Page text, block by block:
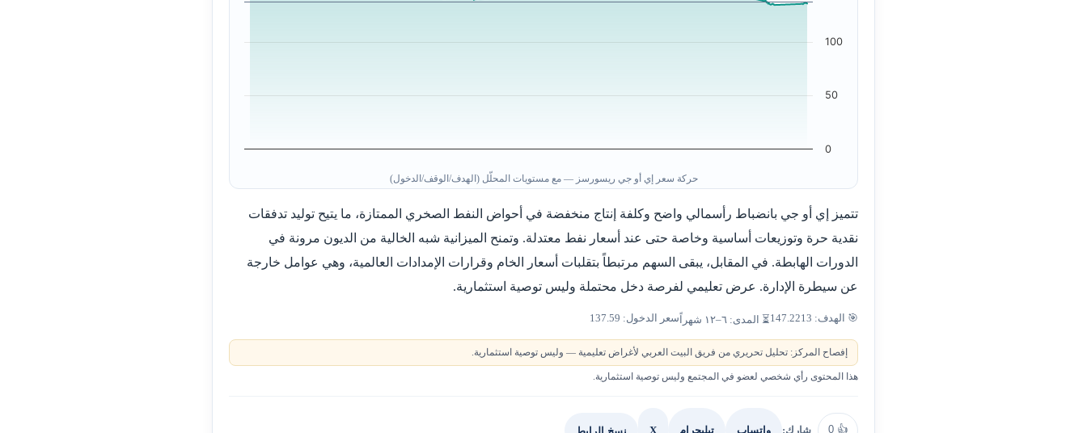
0
50
100
حركة سعر إي أو جي ريسورسز — مع مستويات المحلّل (الهدف/الوقف/الدخول)
تتميز إي أو جي بانضباط رأسمالي واضح وكلفة إنتاج منخفضة في أحواض النفط الصخري الممتازة، ما يتيح توليد تدفقات
نقدية حرة وتوزيعات أساسية وخاصة حتى عند أسعار نفط معتدلة. وتمنح الميزانية شبه الخالية من الديون مرونة في
الدورات الهابطة. في المقابل، يبقى السهم مرتبطاً بتقلبات أسعار الخام وقرارات الإمدادات العالمية، وهي عوامل خارجة
عن سيطرة الإدارة. عرض تعليمي لفرصة دخل محتملة وليس توصية استثمارية.
🎯 الهدف: 147.2213 ⏳ المدى: ٦–١٢ شهراً سعر الدخول: 137.59
إفصاح المركز: تحليل تحريري من فريق البيت العربي لأغراض تعليمية — وليس توصية استثمارية.
هذا المحتوى رأي شخصي لعضو في المجتمع وليس توصية استثمارية.
👍
0 شارك: واتساب تيليجرام X نسخ الرابط